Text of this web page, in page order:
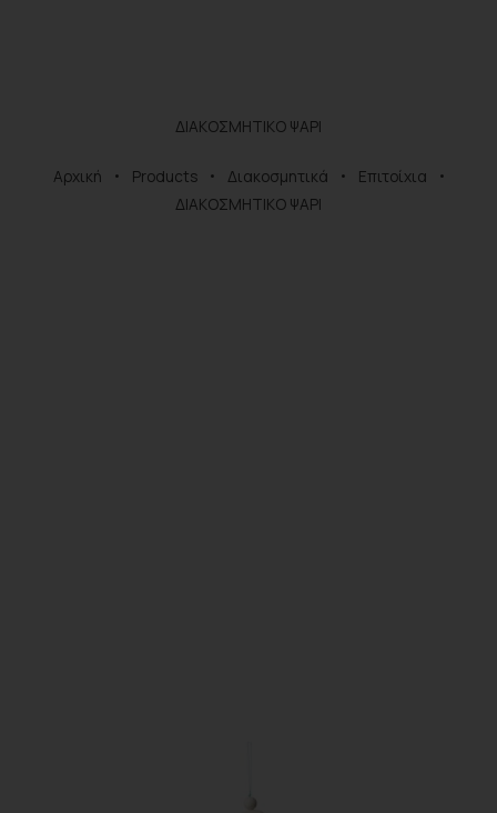
ΔΙΑΚΟΣΜΗΤΙΚΟ ΨΑΡΙ
Αρχική Products Διακοσμητικά
Επιτοίχια
ΔΙΑΚΟΣΜΗΤΙΚΟ ΨΑΡΙ